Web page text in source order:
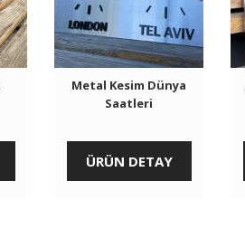
Metal Kesim Dünya
Saatleri
ÜRÜN DETAY